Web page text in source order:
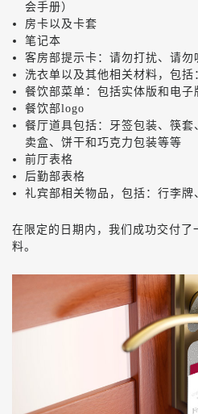
会手册）
房卡以及卡套
笔记本
客房部提示卡：请勿打扰、请勿
洗衣单以及其他相关材料，包
餐饮部菜单：包括实体版和电子
餐饮部logo
餐厅道具包括：牙签包装、筷
卖盒、饼干和巧克力包装等等
前厅表格
后勤部表格
礼宾部相关物品，包括：行李牌
在限定的日期内，我们成功交付了
料。